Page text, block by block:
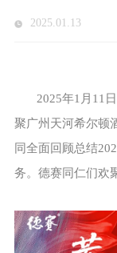
2025.01.13
2025年1月11
聚广州天河希尔顿
同全面回顾总结
务。德赛同仁们欢